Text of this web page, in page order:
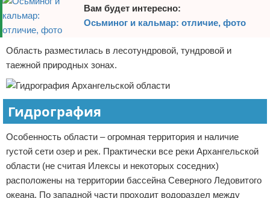
Вам будет интересно:
Осьминог и кальмар: отличие, фото
Область разместилась в лесотундровой, тундровой и
таежной природных зонах.
Гидрография
Особенность области – огромная территория и наличие
густой сети озер и рек. Практически все реки Архангельской
области (не считая Илексы и некоторых соседних)
расположены на территории бассейна Северного Ледовитого
океана. По западной части проходит водораздел между